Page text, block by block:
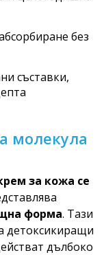
без
съставки,
молекула
за кожа се
форма. Тази
детоксикиращи
дълбоко